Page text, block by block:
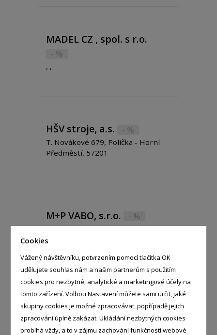
Cookies
Vážený návštěvníku, potvrzením pomocí tlačítka OK
udělujete souhlas nám a našim partnerům s použitím
cookies pro nezbytné, analytické a marketingové účely na
tomto zařízení. Volbou Nastavení můžete sami určit, jaké
skupiny cookies je možné zpracovávat, popřípadě jejich
zpracování úplně zakázat. Ukládání nezbytných cookies
probíhá vždy, a to v zájmu zachování funkčnosti webové
MADEL CZ , spol. s r.o.
- %
, ,
HŠV stroje, a.s. - %
T. Novákové 679, Polička - Horní
Předměstí, 57201
M+P VABO, s.r.o. - %
Pivovarnická 1435/9, Praha - Libeň,
18000
SBD, spol. s r.o. - %
U Elektrárny 3030/1, Hodonín -
Hodonín, 69501